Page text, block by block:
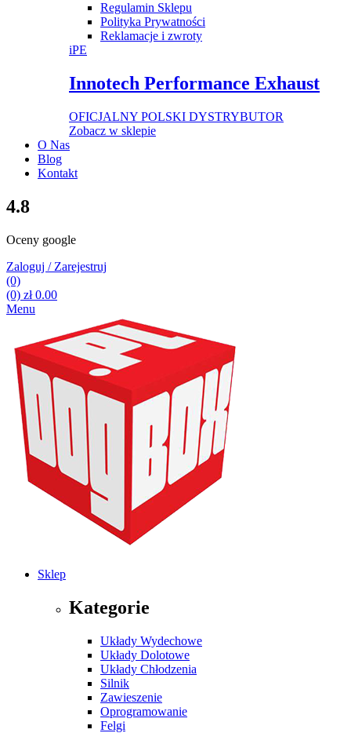
Regulamin Sklepu
Polityka Prywatności
Reklamacje i zwroty
iPE
Innotech Performance Exhaust
OFICJALNY POLSKI DYSTRYBUTOR
Zobacz w sklepie
O Nas
Blog
Kontakt
4.8
Oceny google
Zaloguj / Zarejestruj
(0)
(0) zł0.00
Menu
Sklep
Kategorie
Układy Wydechowe
Układy Dolotowe
Układy Chłodzenia
Silnik
Zawieszenie
Oprogramowanie
Felgi